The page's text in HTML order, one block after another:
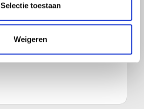
Selectie toestaan
Weigeren